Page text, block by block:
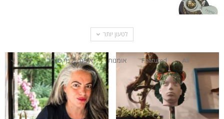
לטעון יותר
All
Featured אומנות אופנה ולייף סטייל יותר